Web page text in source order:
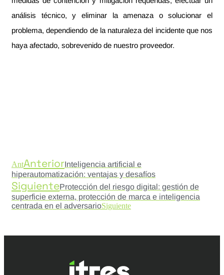
análisis técnico, y eliminar la amenaza o solucionar el
problema, dependiendo de la naturaleza del incidente que nos
haya afectado, sobrevenido de nuestro proveedor.
AntAnteriorInteligencia artificial e
hiperautomatización: ventajas y desafíos
SiguienteProtección del riesgo digital: gestión de
superficie externa, protección de marca e inteligencia
centrada en el adversarioSiguiente